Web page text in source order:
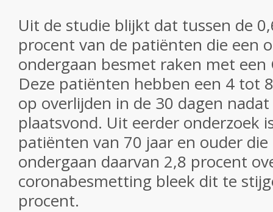
Uit de studie blijkt dat tussen de
procent van de patiënten die een
ondergaan besmet raken met een
Deze patiënten hebben een 4 tot
op overlijden in de 30 dagen
plaatsvond. Uit eerder onderzoek
patiënten van 70 jaar en ouder
ondergaan daarvan 2,8 procent
coronabesmetting bleek dit te
procent.